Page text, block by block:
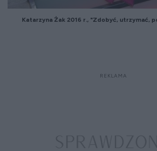
Katarzyna Żak 2016 r., "Zdobyć, utrzymać,